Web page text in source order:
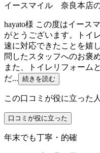
イースマイル 奈良本店
hayato様 この度はイース
がとうございます。トイ
速に対応できたことを嬉
問したスタッフへのお褒
また、トイレリフォーム
だ... 続きを読む
この口コミが役に立った
口コミが役に立った
年末でも丁寧・的確